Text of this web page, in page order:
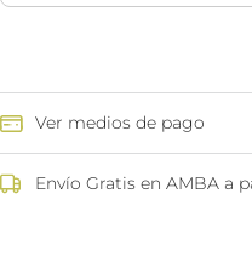
Ver medios de pago
Envío Gratis en AMBA a